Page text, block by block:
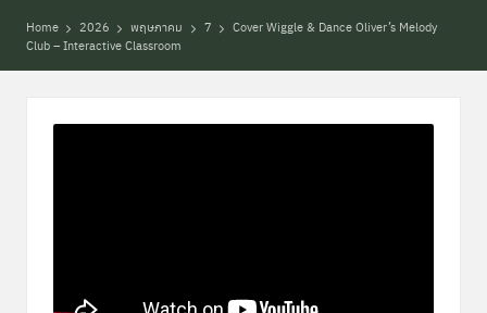
เ
ศ
Home 2026 พฤษภาคม 7
Cover Wiggle & Dance Oliver’s Melody
Club – Interactive Classroom